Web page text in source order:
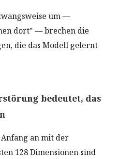
um —
dort" — brechen die
die das Modell gelernt
bedeutet, das
an mit der
128 Dimensionen sind